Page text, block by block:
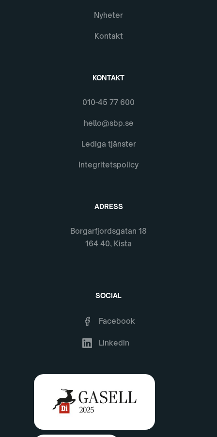
Nyheter
Kontakt
KONTAKT
010-45 77 600
hello@sbp.se
Lediga tjänster
Integritetspolicy
ADRESS
Borgarfjordsgatan 18
164 40, Kista
SOCIAL
Facebook
Linkedin